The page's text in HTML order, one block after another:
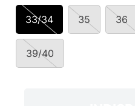
33/34 35 36
39/40
9º
VANS TÊNIS VANS
10º NEW BALANCE 204L